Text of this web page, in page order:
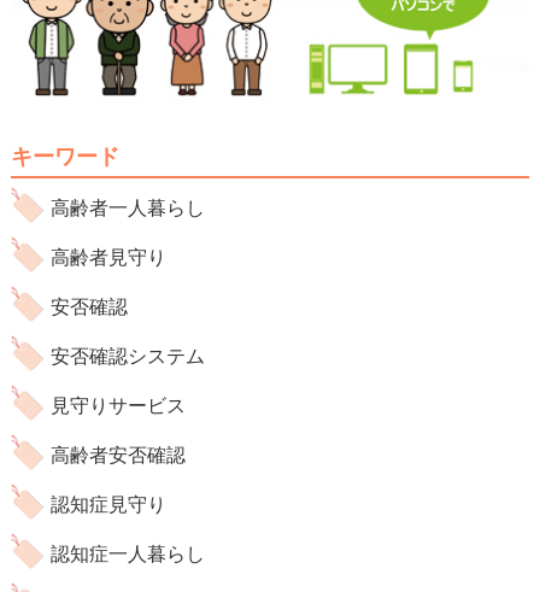
キーワード
高齢者一人暮らし
高齢者見守り
安否確認
安否確認システム
見守りサービス
高齢者安否確認
認知症見守り
認知症一人暮らし